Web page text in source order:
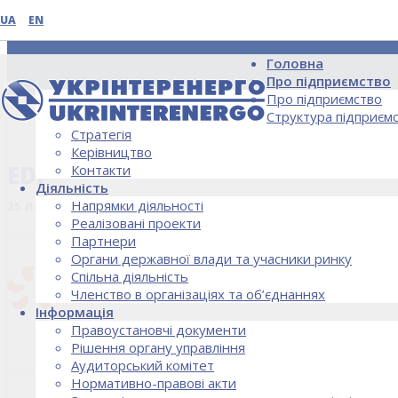
UA EN
Головна
Про підприємство
Про підприємство
Структура
Стратегія
Керівництво
Контакти
Діяльність
Напрямки діяльності
Реалізовані проекти
Партнери
Органи державної влади та учасники ринку
Спільна діяльність
Членство в організаціях та об’єднаннях
Інформація
Правоустановчі документи
Рішення органу управління
Аудиторський комітет
Нормативно-правові акти
НОВИНИ
EDF
25 Липня, 2018